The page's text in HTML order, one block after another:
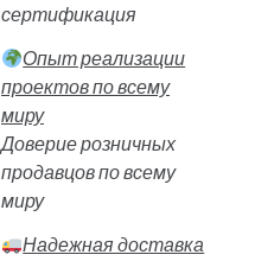
сертификация
Опыт реализации
проектов по всему
миру
Доверие розничных
продавцов по всему
миру
Надежная доставка